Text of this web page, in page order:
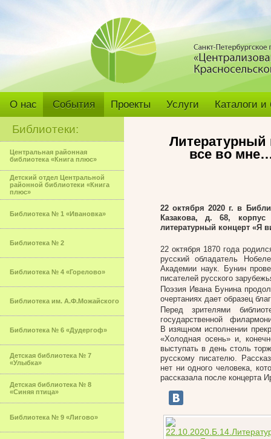
О нас События Проекты Услуги Каталоги
Библиотеки:
Центральная районная
библиотека «Книга плюс»
Детский отдел Центральной
районной библиотеки «Книга
плюс»
Библиотека № 1 «Ивановка»
Библиотека № 2
Библиотека № 4 «Горелово»
Библиотека им. А.Ф.Можайского
Библиотека № 6 «Дудергоф»
Детская библиотека № 7
«Улыбка»
Детская библиотека № 8
«Синяя птица»
Библиотека № 9 «Лигово»
Литературный
все во
22 октября 2020 г. в
Казакова, д. 68,
литературный концерт «Я
22 октября 1870 года
русский обладатель
Академии наук. Бунин
писателей русского
Поэзия Ивана Бунина
очертаниях дает образец
Перед зрителями
государственной
В изящном исполнении
«Холодная осень» и,
выступать в день столь
русскому писателю.
нет ни одного человека,
рассказала после концерта